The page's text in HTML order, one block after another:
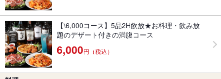
【\6,000コース】5品2H飲放★お料理・飲み放
題のデザート付きの満腹コース
6,000円（税込）